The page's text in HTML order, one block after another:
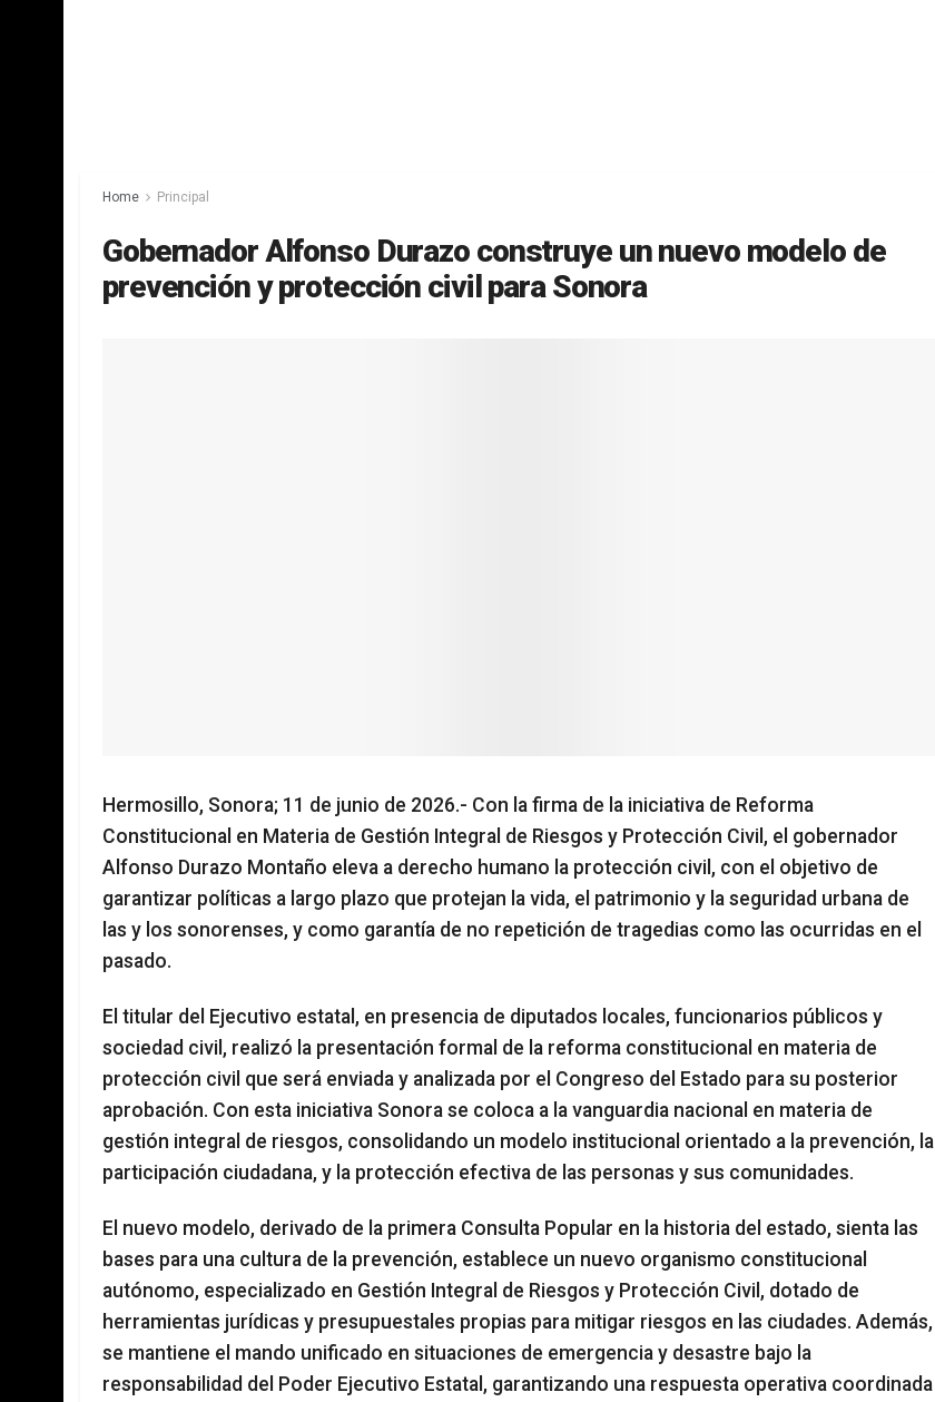
Home Principal
Gobernador Alfonso Durazo construye un nuevo modelo de
prevención y protección civil para Sonora
Hermosillo, Sonora; 11 de junio de 2026.- Con la firma de la iniciativa de Reforma
Constitucional en Materia de Gestión Integral de Riesgos y Protección Civil, el gobernador
Alfonso Durazo Montaño eleva a derecho humano la protección civil, con el objetivo de
garantizar políticas a largo plazo que protejan la vida, el patrimonio y la seguridad urbana de
las y los sonorenses, y como garantía de no repetición de tragedias como las ocurridas en el
pasado.
El titular del Ejecutivo estatal, en presencia de diputados locales, funcionarios públicos y
sociedad civil, realizó la presentación formal de la reforma constitucional en materia de
protección civil que será enviada y analizada por el Congreso del Estado para su posterior
aprobación. Con esta iniciativa Sonora se coloca a la vanguardia nacional en materia de
gestión integral de riesgos, consolidando un modelo institucional orientado a la prevención, la
participación ciudadana, y la protección efectiva de las personas y sus comunidades.
El nuevo modelo, derivado de la primera Consulta Popular en la historia del estado, sienta las
bases para una cultura de la prevención, establece un nuevo organismo constitucional
autónomo, especializado en Gestión Integral de Riesgos y Protección Civil, dotado de
herramientas jurídicas y presupuestales propias para mitigar riesgos en las ciudades. Además,
se mantiene el mando unificado en situaciones de emergencia y desastre bajo la
responsabilidad del Poder Ejecutivo Estatal, garantizando una respuesta operativa coordinada